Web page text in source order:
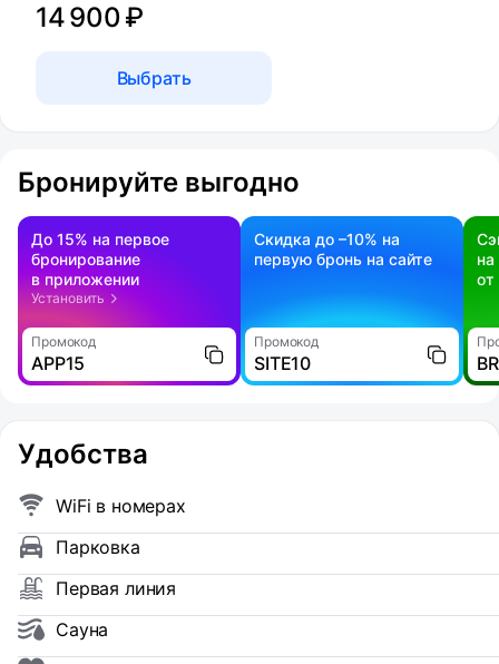
14 900 ₽
Выбрать
Бронируйте выгодно
До 15% на первое
бронирование
в приложении
Установить
Промокод
APP15
Скидка до –10% на
первую бронь на сайте
Промокод
SITE10
на
Удобства
WiFi в номерах
Парковка
Первая линия
Сауна